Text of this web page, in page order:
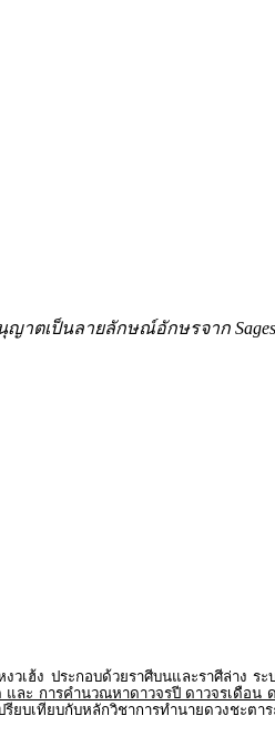
าตเป็นลายลักษณ์อักษรจาก
เฮ้ง ประกอบด้วยราศีบนและราศีล่าง
ะ การคำนวณหาดาวจรปี ดาวจรเดือน
บเทียบกับหลักวิชาการทำนายดวงชะต